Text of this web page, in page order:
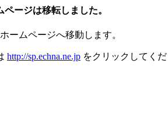
ージは移転しました。
ームページへ移動します。
http://sp.echna.ne.jp をクリックしてく